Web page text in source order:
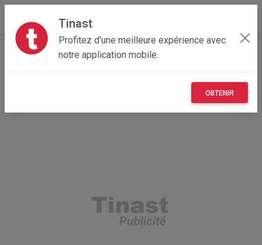
Tinast
Profitez d'une meilleure expérience avec
notre application mobile.
OBTENIR
Accueil Recherche Occitanie